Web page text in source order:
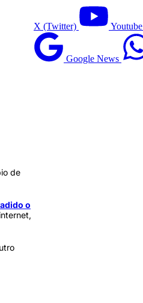
de
o
X (Twitter) Youtube
Google News